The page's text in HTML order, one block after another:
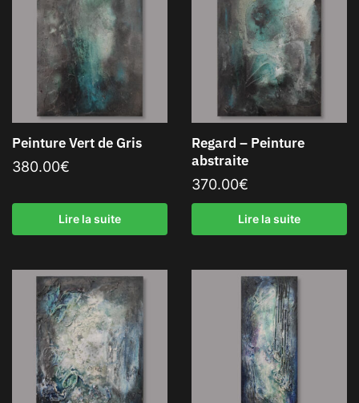
Peinture Vert de Gris
380.00€
Lire la suite
Regard – Peinture
abstraite
370.00€
Lire la suite